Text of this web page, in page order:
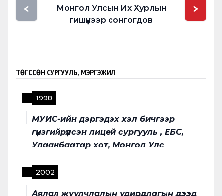
<
Монгол Улсын Их Хурлын
гишүүнээр сонгогдов
>
ТӨГССӨН СУРГУУЛЬ, МЭРГЭЖИЛ
1998
МУИС-ийн дэргэдэх хэл бичгээр
гүнзгийрүүлсэн лицей сургууль , ЕБС,
Улаанбаатар хот, Монгол Улс
2002
Аялал жуулчлалын удирдлагын дээд